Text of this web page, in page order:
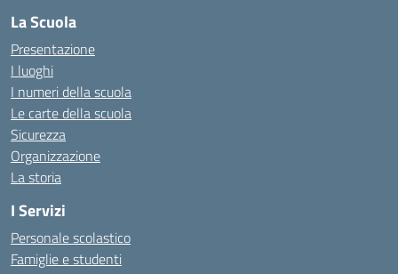
La Scuola
Presentazione
I luoghi
I numeri della scuola
Le carte della scuola
Sicurezza
Organizzazione
La storia
I Servizi
Personale scolastico
Famiglie e studenti